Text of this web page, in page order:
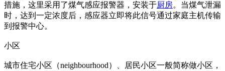
措施，这里采用了煤气感应报警器，安装于厨房。当煤气泄漏
时，达到一定浓度后，感应器立即将此信号通过家庭主机传输
到报警中心。
小区
城市住宅小区（neighbourhood）、居民小区一般简称做小区，